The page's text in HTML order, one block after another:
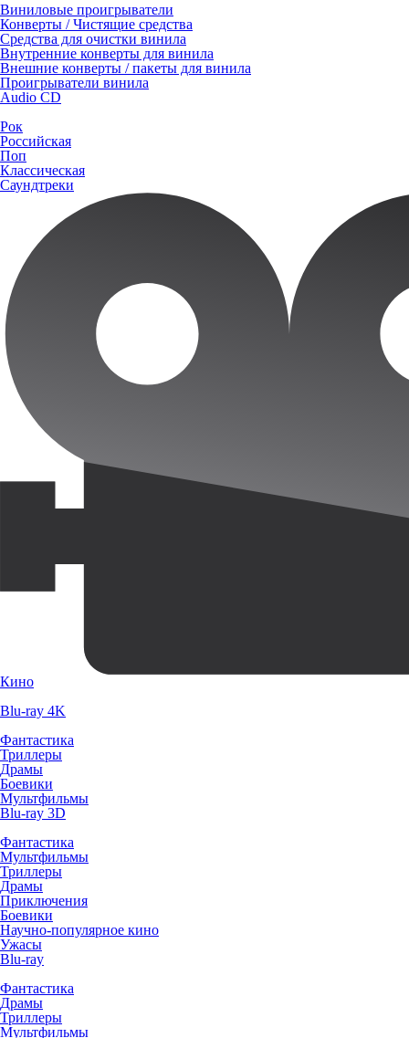
Виниловые проигрыватели
Конверты / Чистящие средства
Средства для очистки винила
Внутренние конверты для винила
Внешние конверты / пакеты для винила
Проигрыватели винила
Audio CD
Рок
Российская
Поп
Классическая
Саундтреки
Кино
Blu-ray 4K
Фантастика
Триллеры
Драмы
Боевики
Мультфильмы
Blu-ray 3D
Фантастика
Мультфильмы
Триллеры
Драмы
Приключения
Боевики
Научно-популярное кино
Ужасы
Blu-ray
Фантастика
Драмы
Триллеры
Мультфильмы